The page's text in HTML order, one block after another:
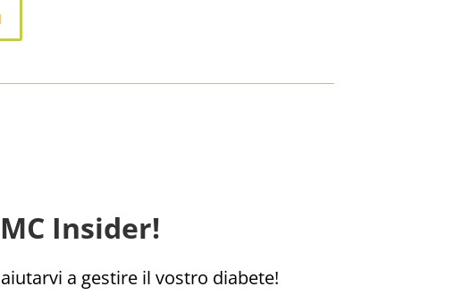
Insider!
a gestire il vostro diabete!